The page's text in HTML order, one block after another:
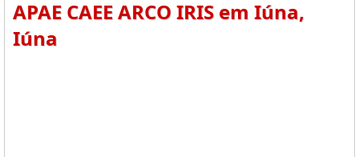
APAE CAEE ARCO IRIS em Iúna,
Iúna